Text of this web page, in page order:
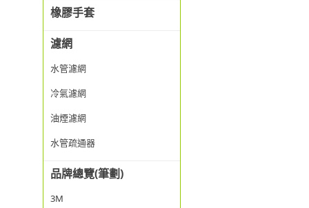
橡膠手套
濾網
水管濾網
冷氣濾網
油煙濾網
水管疏通器
品牌總覽(筆劃)
3M